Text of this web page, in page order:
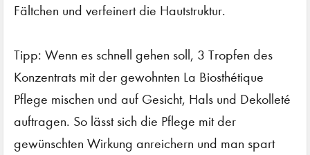
Fältchen und verfeinert die Hautstruktur.
Tipp: Wenn es schnell gehen soll, 3 Tropfen des
Konzentrats mit der gewohnten La Biosthétique
Pflege mischen und auf Gesicht, Hals und Dekolleté
auftragen. So lässt sich die Pflege mit der
gewünschten Wirkung anreichern und man spart